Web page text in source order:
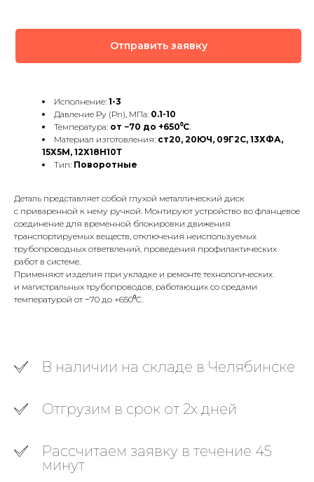
Отправить заявку
Исполнение: 1-3
Давление Ру (Рn), МПа: 0.1-10
Температура: от −70 до +650⁰C.
Материал изготовления: ст20, 20ЮЧ, 09Г2С, 13ХФА,
15Х5М, 12Х18Н10Т
Тип: Поворотные
Деталь представляет собой глухой металлический диск
с приваренной к нему ручкой. Монтируют устройство во фланцевое
соединение для временной блокировки движения
транспортируемых веществ, отключения неиспользуемых
трубопроводных ответвлений, проведения профилактических
работ в системе.
Применяют изделия при укладке и ремонте технологических
и магистральных трубопроводов, работающих со средами
температурой от −70 до +650⁰C.
В наличии на складе в Челябинске
Отгрузим в срок от 2х дней
Рассчитаем заявку в течение 45
минут